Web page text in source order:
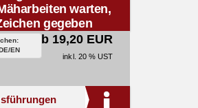
warten,
gegeben
EN
ab 19,20 EUR
inkl. 20 % UST